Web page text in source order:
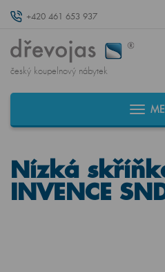
+420 461 653 937
český koupelnový nábytek
Nízká
INVENCE